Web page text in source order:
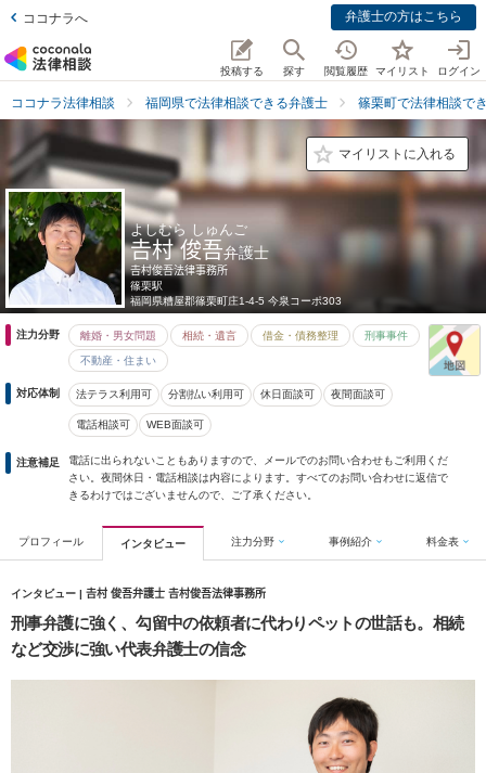
ココナラへ 弁護士の方はこちら
投稿する 探す 閲覧履歴 マイリスト ログイン
ココナラ法律相談 福岡県で法律相談できる弁護士 篠栗町で法律相談で
マイリストに入れる
よしむら しゅんご
𠮷村 俊吾弁護士
𠮷村俊吾法律事務所
篠栗駅
福岡県糟屋郡篠栗町庄1-4-5 今泉コーポ303
注力分野 離婚・男女問題 相続・遺言 借金・債務整理 刑事事件
不動産・住まい
対応体制 法テラス利用可 分割払い利用可 休日面談可 夜間面談可
電話相談可 WEB面談可
注意補足
電話に出られないこともありますので、メールでのお問い合わせもご利用くだ
さい。夜間休日・電話相談は内容によります。すべてのお問い合わせに返信で
きるわけではございませんので、ご了承ください。
プロフィール インタビュー 注力分野 事例紹介 料金表
インタビュー | 𠮷村 俊吾弁護士 𠮷村俊吾法律事務所
刑事弁護に強く、勾留中の依頼者に代わりペットの世話も。相続
など交渉に強い代表弁護士の信念